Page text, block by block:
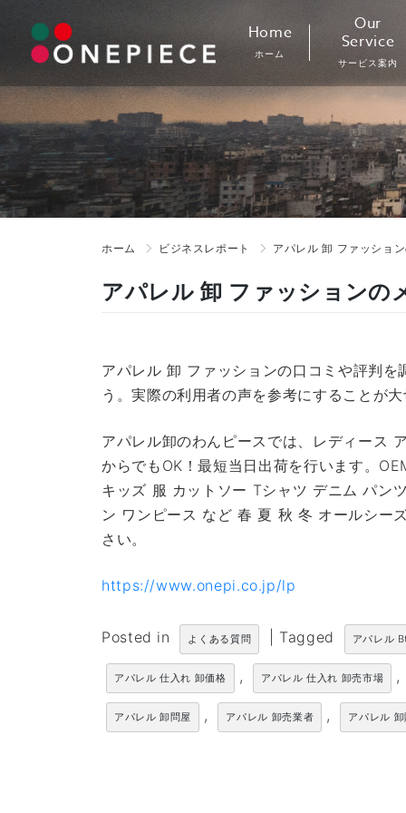
content
Home
ホーム
Our
Service
サービス案内
ホーム ビジネスレポート アパレル 卸 ファッショ
アパレル 卸 ファッションの
アパレル 卸 ファッションの口コミや評判
う。実際の利用者の声を参考にすることが
アパレル卸のわんピースでは、レディース
からでもOK！最短当日出荷を行います。
キッズ 服 カットソー Tシャツ デニム パン
ン ワンピース など 春 夏 秋 冬 オールシー
さい。
https://www.onepi.co.jp/lp
Posted in よくある質問 Tagged アパレル
アパレル 仕入れ 卸価格 , アパレル 仕入れ 卸売市場 ,
アパレル 卸問屋 , アパレル 卸売業者 , アパレル